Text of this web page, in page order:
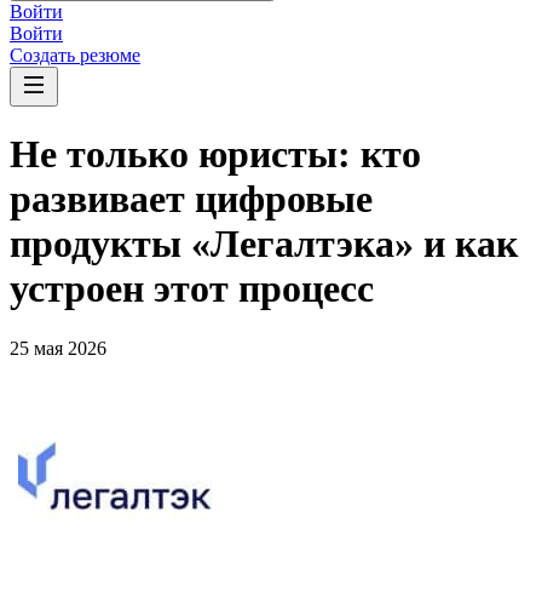
Войти
Войти
Создать резюме
Не только юристы: кто
развивает цифровые
продукты «Легалтэка» и как
устроен этот процесс
25 мая 2026